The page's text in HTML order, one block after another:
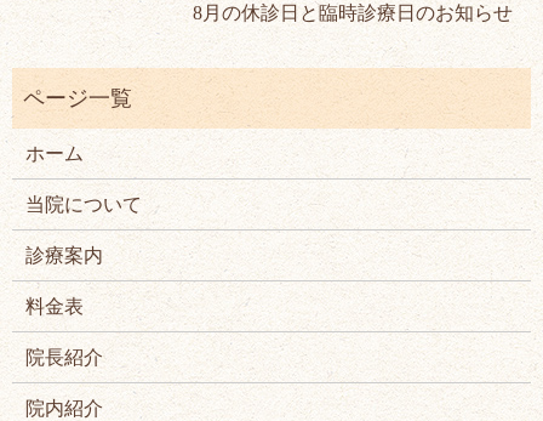
8月の休診日と臨時診療日のお知らせ
ホーム
当院について
診療案内
料金表
院長紹介
院内紹介